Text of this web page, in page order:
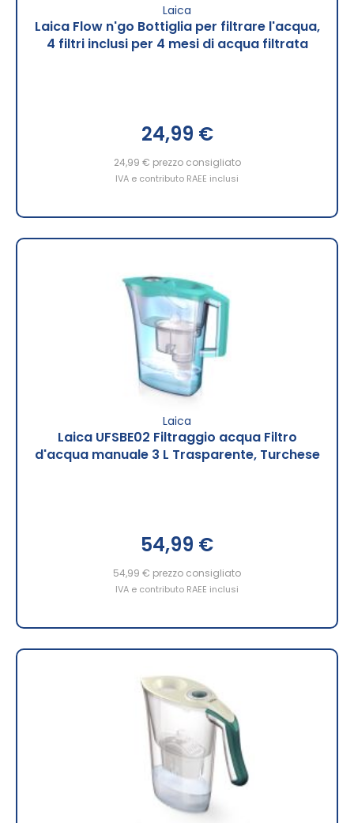
Laica
Laica Flow n'go Bottiglia per filtrare l'acqua,
4 filtri inclusi per 4 mesi di acqua filtrata
24,99 €
24,99 € prezzo consigliato
IVA e contributo RAEE inclusi
Laica
Laica UFSBE02 Filtraggio acqua Filtro
d'acqua manuale 3 L Trasparente, Turchese
54,99 €
54,99 € prezzo consigliato
IVA e contributo RAEE inclusi